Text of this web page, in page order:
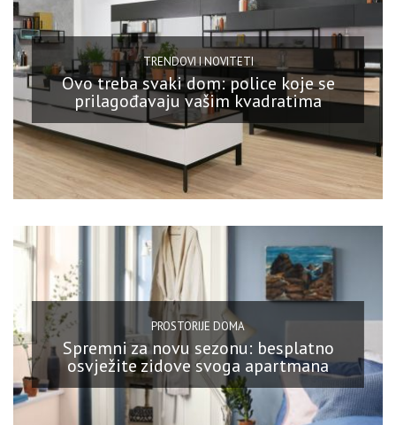
TRENDOVI I NOVITETI
Ovo treba svaki dom: police koje se
prilagođavaju vašim kvadratima
PROSTORIJE DOMA
Spremni za novu sezonu: besplatno
osvježite zidove svoga apartmana